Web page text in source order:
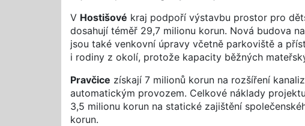
V Hostišové kraj podpoří výstavbu prostor pro
dosahují téměř 29,7 milionu korun. Nová budova
jsou také venkovní úpravy včetně parkoviště a
i rodiny z okolí, protože kapacity běžných
Pravčice získají 7 milionů korun na rozšíření
automatickým provozem. Celkové náklady
3,5 milionu korun na statické zajištění
korun.